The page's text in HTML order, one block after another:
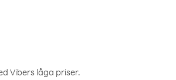
Vibers låga priser.